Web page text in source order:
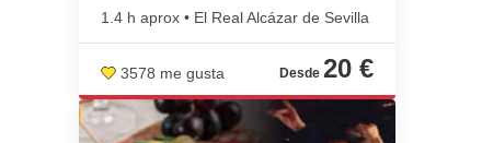
1.4 h aprox • El Real Alcázar de Sevilla
3578 me gusta 20 €